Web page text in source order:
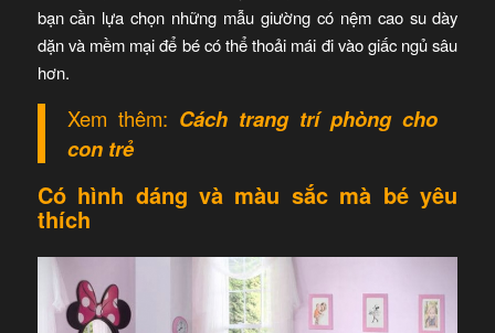
bạn cần lựa chọn những mẫu giường có nệm cao su dày
dặn và mềm mại để bé có thể thoải mái đi vào giấc ngủ sâu
hơn.
Xem thêm: Cách trang trí phòng cho
con trẻ
Có hình dáng và màu sắc mà bé yêu
thích